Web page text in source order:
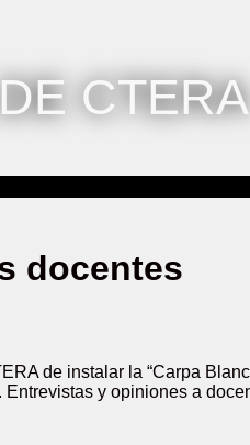
CTERA
docentes
de instalar la “Carpa
y opiniones a